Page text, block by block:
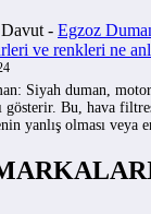
- Egzoz
ve renkleri ne
Siyah duman,
gösterir. Bu, hava
yanlış olması